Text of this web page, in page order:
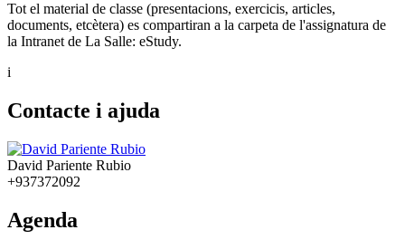
Tot el material de classe (presentacions, exercicis, articles,
documents, etcètera) es compartiran a la carpeta de l'assignatura de
la Intranet de La Salle: eStudy.
i
Contacte i ajuda
David Pariente Rubio
+937372092
Agenda